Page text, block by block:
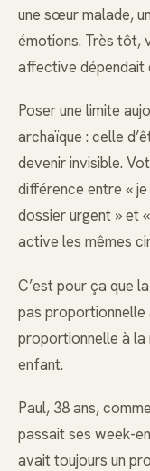
une sœur malade,
émotions. Très tôt,
affective dépendait
Poser une limite
archaïque : celle
devenir invisible.
différence entre «
dossier urgent » et
active les mêmes
C’est pour ça que
pas proportionnelle
proportionnelle à la
enfant.
Paul, 38 ans,
passait ses week-
avait toujours un